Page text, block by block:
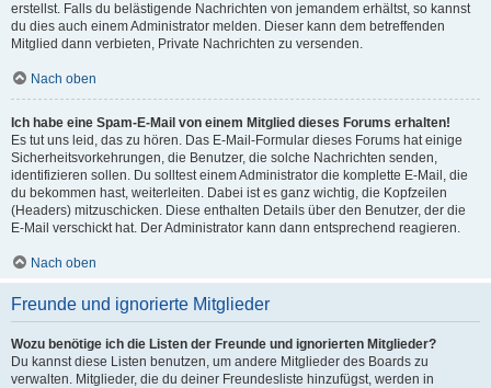
erstellst. Falls du belästigende Nachrichten von jemandem erhältst, so kannst
du dies auch einem Administrator melden. Dieser kann dem betreffenden
Mitglied dann verbieten, Private Nachrichten zu versenden.
Nach oben
Ich habe eine Spam-E-Mail von einem Mitglied dieses Forums erhalten!
Es tut uns leid, das zu hören. Das E-Mail-Formular dieses Forums hat einige
Sicherheitsvorkehrungen, die Benutzer, die solche Nachrichten senden,
identifizieren sollen. Du solltest einem Administrator die komplette E-Mail, die
du bekommen hast, weiterleiten. Dabei ist es ganz wichtig, die Kopfzeilen
(Headers) mitzuschicken. Diese enthalten Details über den Benutzer, der die
E-Mail verschickt hat. Der Administrator kann dann entsprechend reagieren.
Nach oben
Freunde und ignorierte Mitglieder
Wozu benötige ich die Listen der Freunde und ignorierten Mitglieder?
Du kannst diese Listen benutzen, um andere Mitglieder des Boards zu
verwalten. Mitglieder, die du deiner Freundesliste hinzufügst, werden in